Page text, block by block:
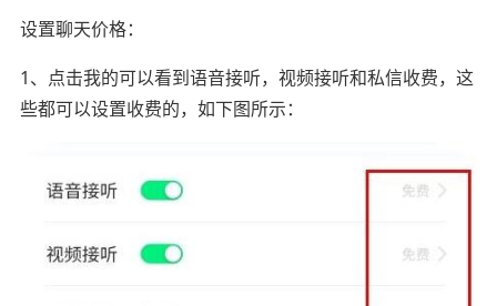
设置聊天价格：
1、点击我的可以看到语音接听，视频接听和私信收费，这
些都可以设置收费的，如下图所示：